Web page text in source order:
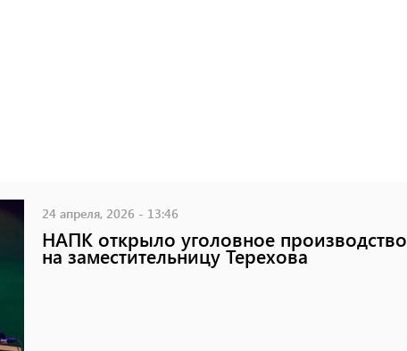
24 апреля, 2026 - 13:46
НАПК открыло уголовное производство
на заместительницу Терехова